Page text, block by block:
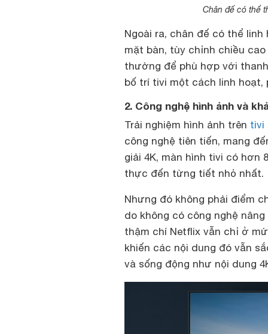
Chân đế có thể
Ngoài ra, chân đế có thể
mặt bàn, tùy chỉnh chiều
thường để phù hợp với
bố trí tivi một cách linh hoạt,
2. Công nghệ hình ảnh và
Trải nghiệm hình ảnh trên tivi
công nghệ tiên tiến, mang
giải 4K, màn hình tivi có hơn
thực đến từng tiết nhỏ nhất.
Nhưng đó không phải điểm
do không có công nghệ
thậm chí Netflix vẫn chỉ ở
khiến các nội dung đó vẫn
và sống động như nội dung